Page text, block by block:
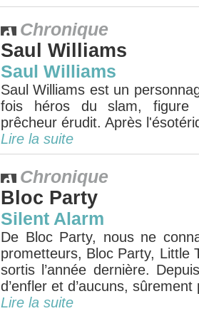
Chronique
Saul Williams
Saul Williams
Saul Williams est un
fois héros du slam,
prêcheur érudit. Après
Lire la suite
Chronique
Bloc Party
Silent Alarm
De Bloc Party, nous ne
prometteurs, Bloc Party, Little
sortis l’année dernière.
d’enfler et d’aucuns,
Lire la suite